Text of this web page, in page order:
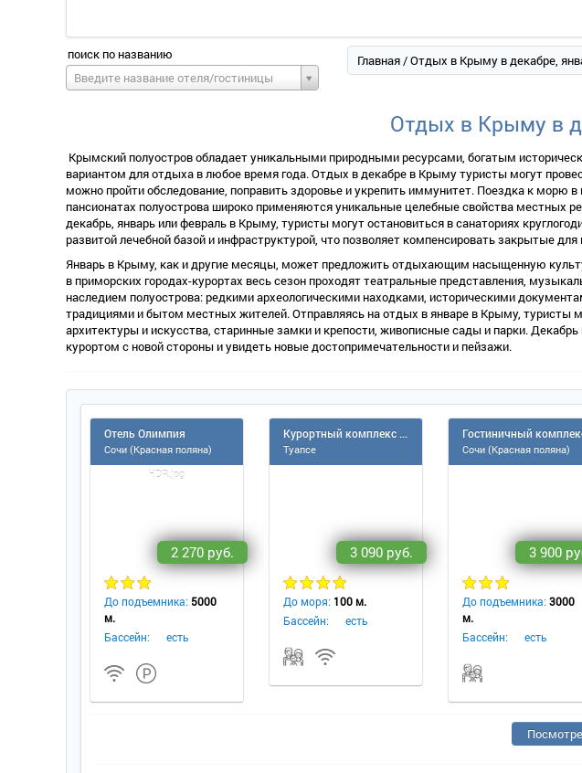
поиск по названию
Введите название отеля/гостиницы
Главная/ Отдых в Крыму в декабре,
Отдых в Крыму в
Крымский полуостров обладает уникальными природными ресурсами, богатым
ариантом для отдыха в любое время года. Отдых в декабре в Крыму туристы могут
можно пройти обследование, поправить здоровье и укрепить иммунитет. Поездка к морю
пансионатах полуострова широко применяются уникальные целебные свойства местных
декабрь, январь или февраль в Крыму, туристы могут остановиться в санаториях
развитой лечебной базой и инфраструктурой, что позволяет компенсировать закрытые
Январь в Крыму, как и другие месяцы, может предложить отдыхающим насыщенную
приморских городах-курортах весь сезон проходят театральные представления,
наследием полуострова: редкими археологическими находками, историческими
традициями и бытом местных жителей. Отправляясь на отдых в январе в Крыму, туристы
архитектуры и искусства, старинные замки и крепости, живописные сады и парки.
курортом с новой стороны и увидеть новые достопримечательности и пейзажи.
Отель Олимпия
Сочи (Красная поляна)
2 270 руб.
До подъемника: 5000
м.
Бассейн:
есть
Курортный комплекс Молния-Ямал (Небуг)
Туапсе
3 090 руб.
До моря: 100 м.
Бассейн:
есть
Сочи (Красная поляна)
3 900
До подъемника:3000
м.
Бассейн:
есть